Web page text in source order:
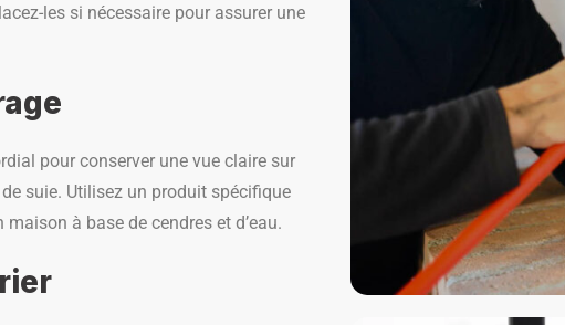
les si nécessaire pour assurer une
pour conserver une vue claire sur
suie. Utilisez un produit spécifique
à base de cendres et d’eau.